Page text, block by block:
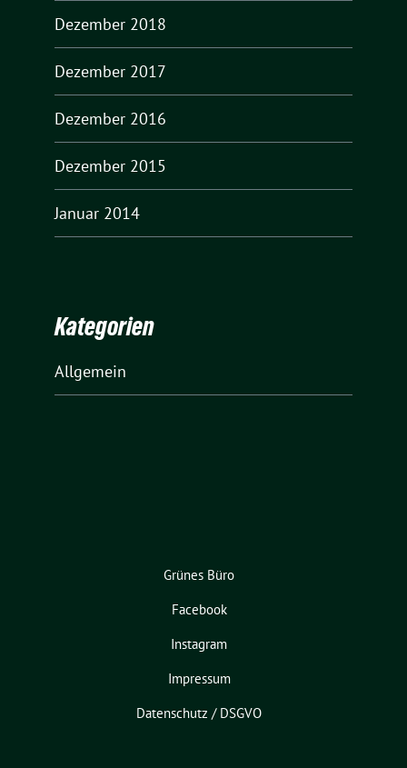
Dezember 2018
Dezember 2017
Dezember 2016
Dezember 2015
Januar 2014
Kategorien
Allgemein
Grünes Büro
Facebook
Instagram
Impressum
Datenschutz / DSGVO